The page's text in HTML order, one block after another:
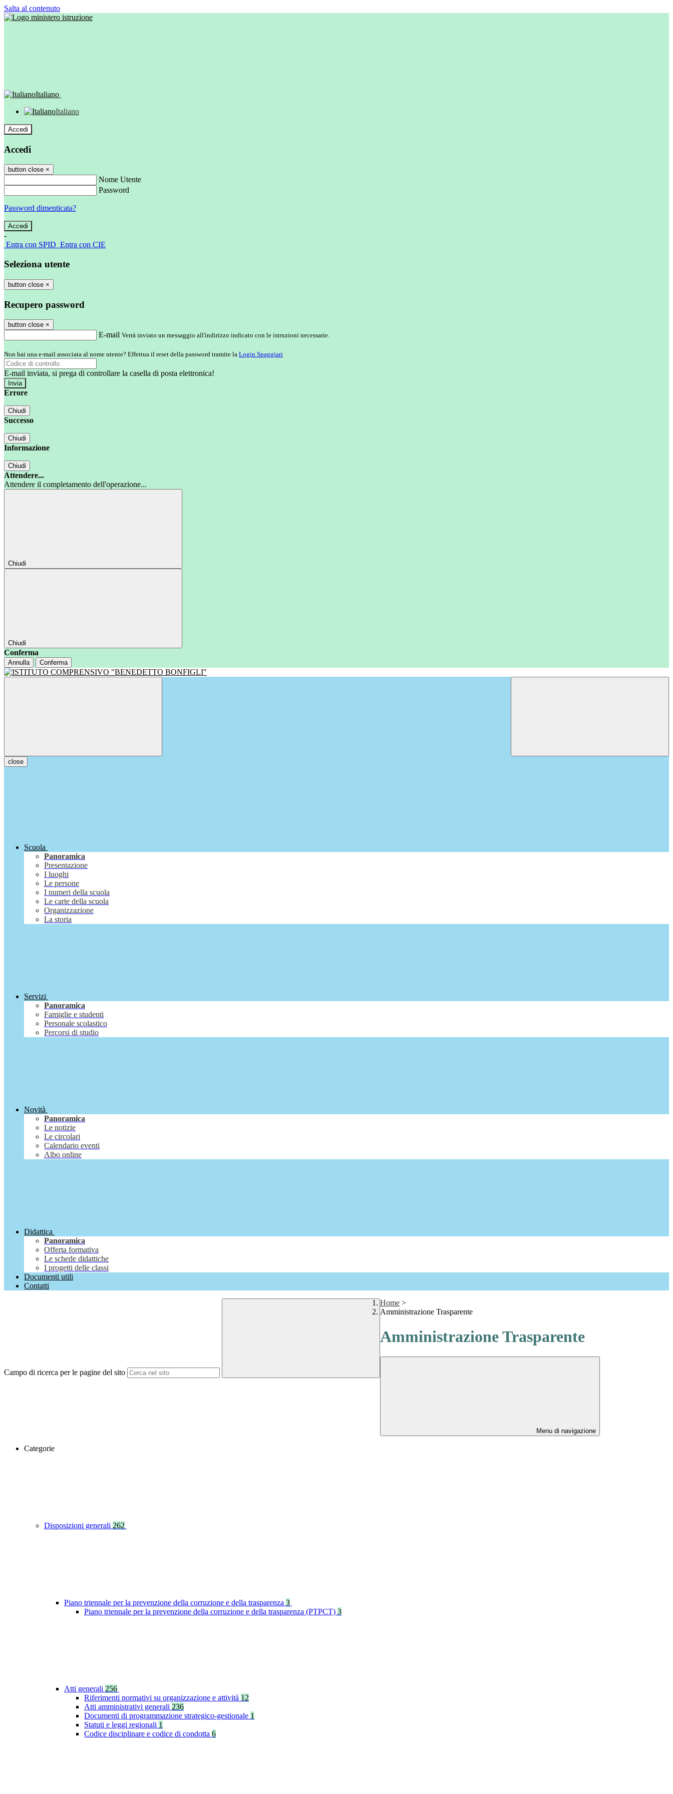
Salta al contenuto
Italiano
Italiano
Accedi
Accedi
button close ×
Nome Utente
Password
Password dimenticata?
-
Entra con SPID Entra con CIE
Seleziona utente
button close ×
Recupero password
button close ×
E-mail Verrà inviato un messaggio all'indirizzo indicato con le istruzioni necessarie.
Non hai una e-mail associata al nome utente? Effettua il reset della password tramite la Login Spaggiari
E-mail inviata, si prega di controllare la casella di posta elettronica!
Errore
Chiudi
Successo
Chiudi
Informazione
Chiudi
Attendere...
Attendere il completamento dell'operazione...
Chiudi
Chiudi
Conferma
Annulla Conferma
close
Scuola
Panoramica
Presentazione
I luoghi
Le persone
I numeri della scuola
Le carte della scuola
Organizzazione
La storia
Servizi
Panoramica
Famiglie e studenti
Personale scolastico
Percorsi di studio
Novità
Panoramica
Le notizie
Le circolari
Calendario eventi
Albo online
Didattica
Panoramica
Offerta formativa
Le schede didattiche
I progetti delle classi
Documenti utili
Contatti
Campo di ricerca per le pagine del sito
Home >
Amministrazione Trasparente
Amministrazione Trasparente
Menu di navigazione
Categorie
Disposizioni generali 262
Piano triennale per la prevenzione della corruzione e della trasparenza 3
Piano triennale per la prevenzione della corruzione e della trasparenza (PTPCT) 3
Atti generali 256
Riferimenti normativi su organizzazione e attività 12
Atti amministrativi generali 236
Documenti di programmazione strategico-gestionale 1
Statuti e leggi regionali 1
Codice disciplinare e codice di condotta 6